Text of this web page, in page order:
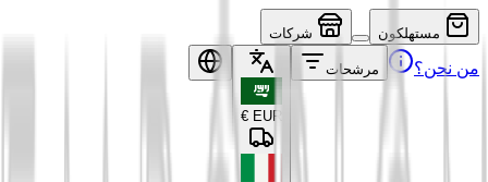
مستهلكون شركات
من نحن؟ مرشحات
EUR
€